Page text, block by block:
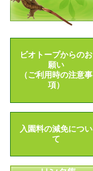
ビオトープからのお
願い
（ご利用時の注意事
項）
入園料の減免につい
て